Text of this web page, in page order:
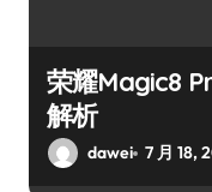
荣耀Magic8
解析
dawei 7 月 18,